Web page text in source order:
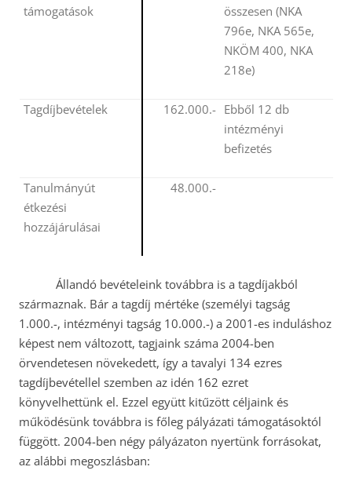
támogatások
összesen (NKA
796e, NKA 565e,
NKÖM 400, NKA
218e)
Tagdíjbevételek 162.000.- Ebből 12 db
intézményi
befizetés
Tanulmányút
étkezési
hozzájárulásai
48.000.-
Állandó bevételeink továbbra is a tagdíjakból
származnak. Bár a tagdíj mértéke (személyi tagság
1.000.-, intézményi tagság 10.000.-) a 2001-es induláshoz
képest nem változott, tagjaink száma 2004-ben
örvendetesen növekedett, így a tavalyi 134 ezres
tagdíjbevétellel szemben az idén 162 ezret
könyvelhettünk el. Ezzel együtt kitűzött céljaink és
működésünk továbbra is főleg pályázati támogatásoktól
függött. 2004-ben négy pályázaton nyertünk forrásokat,
az alábbi megoszlásban: